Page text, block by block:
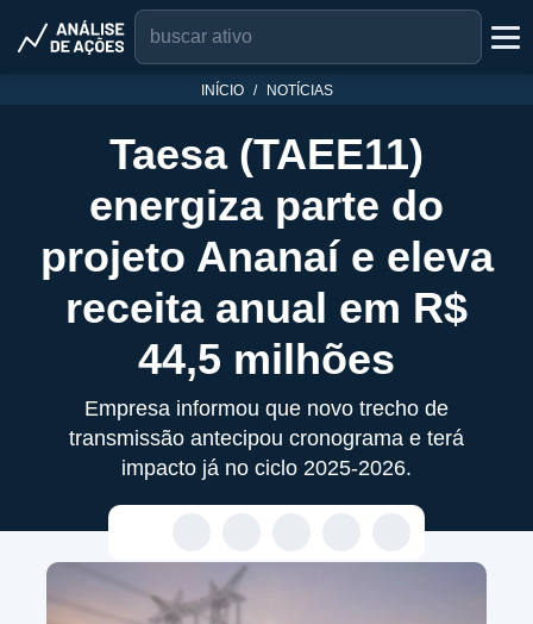
INÍCIO NOTÍCIAS
Taesa (TAEE11)
energiza parte do
projeto Ananaí e eleva
receita anual em R$
44,5 milhões
Empresa informou que novo trecho de
transmissão antecipou cronograma e terá
impacto já no ciclo 2025-2026.